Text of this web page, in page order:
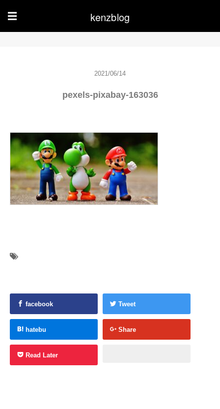
☰ kenzblog
2021/06/14
pexels-pixabay-163036
facebook Tweet
hatebu Share
Read Later